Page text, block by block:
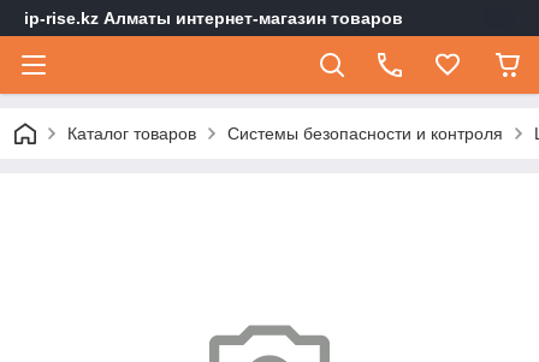
ip-rise.kz Алматы интернет-магазин товаров
Каталог товаров Системы безопасности и контроля